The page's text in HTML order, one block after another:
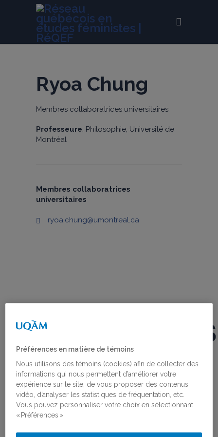
Ryoa Chung
Membres collaboratrices universitaires
Professeure, Philosophie, Université de
Montréal
Membres collaboratrices
universitaires
ryoa.chung@umontreal.ca
PUBLICATIONS
ET
ACTIVITÉS
Théories féministes
Préférences en matière de témoins
Nous utilisons des témoins (cookies) afin de collecter des
informations qui nous permettent d’améliorer votre
expérience sur le site, de vous proposer des contenus
vidéo, d’analyser les statistiques de fréquentation, etc.
Vous pouvez personnaliser votre choix en sélectionnant
« Préférences ».